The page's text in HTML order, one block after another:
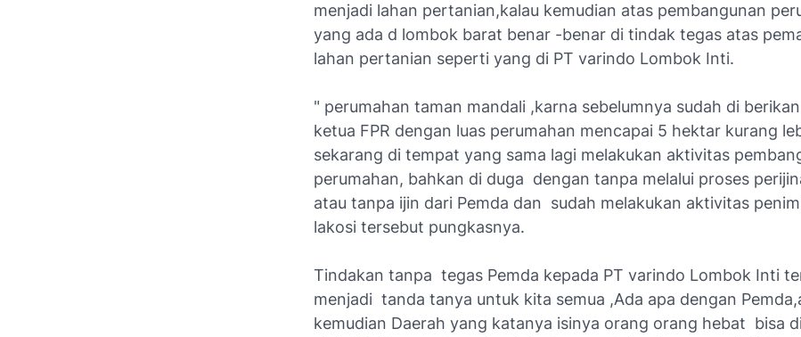
menjadi lahan pertanian,kalau kemudian atas pembangunan
yang ada d lombok barat benar -benar di tindak tegas atas
lahan pertanian seperti yang di PT varindo Lombok Inti.
" perumahan taman mandali ,karna sebelumnya sudah di
ketua FPR dengan luas perumahan mencapai 5 hektar kurang
sekarang di tempat yang sama lagi melakukan aktivitas
perumahan, bahkan di duga dengan tanpa melalui proses
atau tanpa ijin dari Pemda dan sudah melakukan aktivitas
lakosi tersebut pungkasnya.
Tindakan tanpa tegas Pemda kepada PT varindo Lombok Inti
menjadi tanda tanya untuk kita semua ,Ada apa dengan
kemudian Daerah yang katanya isinya orang orang hebat bisa